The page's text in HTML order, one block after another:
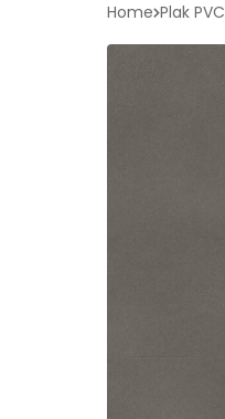
Home Plak PVC